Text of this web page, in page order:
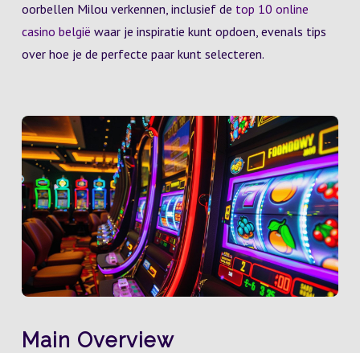
oorbellen Milou verkennen, inclusief de top 10 online
casino belgië waar je inspiratie kunt opdoen, evenals tips
over hoe je de perfecte paar kunt selecteren.
Main Overview